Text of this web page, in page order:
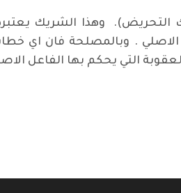
. وبالمصلحة فان اي
التي يحكم بها الفاعل